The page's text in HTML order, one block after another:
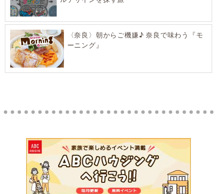
〈奈良〉朝からご機嫌♪ 奈良で味わう『モ
ーニング』